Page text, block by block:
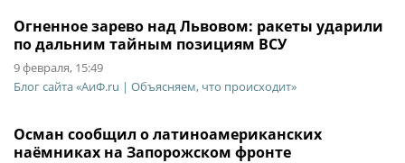
Огненное зарево над Львовом: ракеты ударили
по дальним тайным позициям ВСУ
9 февраля, 15:49
Блог сайта «АиФ.ru | Объясняем, что происходит»
Осман сообщил о латиноамериканских
наёмниках на Запорожском фронте